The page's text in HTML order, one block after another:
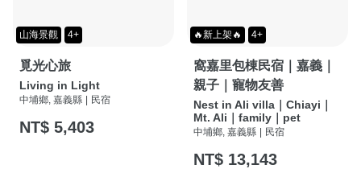
山海景觀 4+
覓光心旅
Living in Light
中埔鄉, 嘉義縣 | 民宿
NT$ 5,403
🔥新上架🔥 4+
窩嘉里包棟民宿｜嘉義｜
親子｜寵物友善
Nest in Ali villa｜Chiayi｜
Mt. Ali｜family｜pet
中埔鄉, 嘉義縣 | 民宿
NT$ 13,143